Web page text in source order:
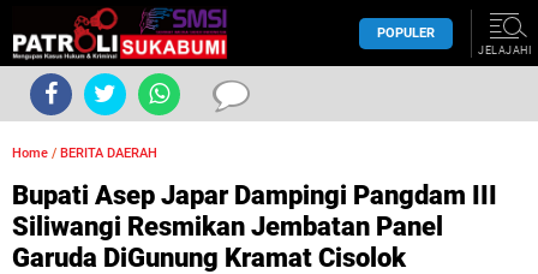
POPULER
JELAJAHI
Home / BERITA DAERAH
Bupati Asep Japar Dampingi Pangdam III
Siliwangi Resmikan Jembatan Panel
Garuda DiGunung Kramat Cisolok